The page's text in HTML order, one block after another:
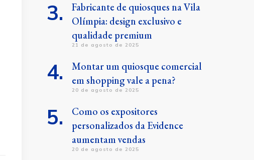
Fabricante de quiosques na Vila
Olímpia: design exclusivo e
qualidade premium
21 de agosto de 2025
Montar um quiosque comercial
em shopping vale a pena?
20 de agosto de 2025
Como os expositores
personalizados da Evidence
aumentam vendas
20 de agosto de 2025